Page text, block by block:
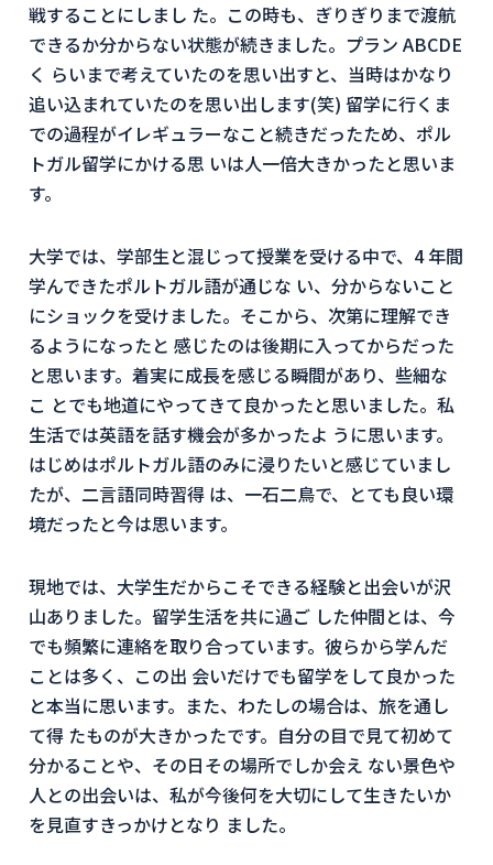
戦することにしまし た。この時も、ぎりぎりまで渡航
できるか分からない状態が続きました。プラン ABCDE
く らいまで考えていたのを思い出すと、当時はかなり
追い込まれていたのを思い出します(笑) 留学に行くま
での過程がイレギュラーなこと続きだったため、ポル
トガル留学にかける思 いは人一倍大きかったと思いま
す。
大学では、学部生と混じって授業を受ける中で、4 年間
学んできたポルトガル語が通じな い、分からないこと
にショックを受けました。そこから、次第に理解でき
るようになったと 感じたのは後期に入ってからだった
と思います。着実に成長を感じる瞬間があり、些細な
こ とでも地道にやってきて良かったと思いました。私
生活では英語を話す機会が多かったよ うに思います。
はじめはポルトガル語のみに浸りたいと感じていまし
たが、二言語同時習得 は、一石二鳥で、とても良い環
境だったと今は思います。
現地では、大学生だからこそできる経験と出会いが沢
山ありました。留学生活を共に過ご した仲間とは、今
でも頻繁に連絡を取り合っています。彼らから学んだ
ことは多く、この出 会いだけでも留学をして良かった
と本当に思います。また、わたしの場合は、旅を通し
て得 たものが大きかったです。自分の目で見て初めて
分かることや、その日その場所でしか会え ない景色や
人との出会いは、私が今後何を大切にして生きたいか
を見直すきっかけとなり ました。